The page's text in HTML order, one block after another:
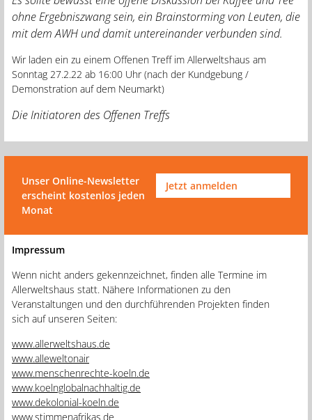
ohne Ergebniszwang sein, ein Brainstorming von Leuten, die
mit dem AWH und damit untereinander verbunden sind.
Wir laden ein zu einem Offenen Treff im Allerweltshaus am
Sonntag 27.2.22 ab 16:00 Uhr (nach der Kundgebung /
Demonstration auf dem Neumarkt)
Die Initiatoren des Offenen Treffs
Unser Online-Newsletter
erscheint kostenlos jeden
Monat
Jetzt anmelden
Impressum
Wenn nicht anders gekennzeichnet, finden alle Termine im
Allerweltshaus statt. Nähere Informationen zu den
Veranstaltungen und den durchführenden Projekten finden
sich auf unseren Seiten:
www.allerweltshaus.de
www.alleweltonair
www.menschenrechte-koeln.de
www.koelnglobalnachhaltig.de
www.dekolonial-koeln.de
www.stimmenafrikas.de